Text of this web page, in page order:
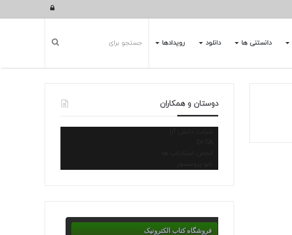
ورود
دانستنی ها دانلود رویدادها
دوستان و همکاران
شرکت دانش آرا
انجمن استارتاپ ها
نانو پروسسور
فروشگاه کتاب الکترونیک